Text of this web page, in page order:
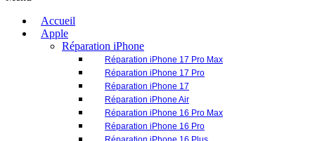
Réparation iPhone 16
Réparation iPhone 16e
Réparation iPhone 15 Pro Max
Réparation iPhone 15 Pro
Réparation iPhone 15 Plus
Réparation iPhone 15
Réparation iPhone 14 Pro Max
Réparation iPhone 14 Pro